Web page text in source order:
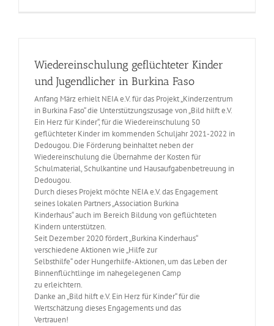
Wiedereinschulung geflüchteter Kinder
und Jugendlicher in Burkina Faso
Anfang März erhielt NEIA e.V. für das Projekt „Kinderzentrum
in Burkina Faso“ die Unterstützungszusage von „Bild hilft e.V.
Ein Herz für Kinder“, für die Wiedereinschulung 50
geflüchteter Kinder im kommenden Schuljahr 2021-2022 in
Dedougou. Die Förderung beinhaltet neben der
Wiedereinschulung die Übernahme der Kosten für
Schulmaterial, Schulkantine und Hausaufgabenbetreuung in
Dedougou.
Durch dieses Projekt möchte NEIA e.V. das Engagement
seines lokalen Partners „Association Burkina
Kinderhaus“ auch im Bereich Bildung von geflüchteten
Kindern unterstützen.
Seit Dezember 2020 fördert „Burkina Kinderhaus“
verschiedene Aktionen wie „Hilfe zur
Selbsthilfe“ oder Hungerhilfe-Aktionen, um das Leben der
Binnenflüchtlinge im nahegelegenen Camp
zu erleichtern.
Danke an „Bild hilft e.V. Ein Herz für Kinder“ für die
Wertschätzung dieses Engagements und das
Vertrauen!